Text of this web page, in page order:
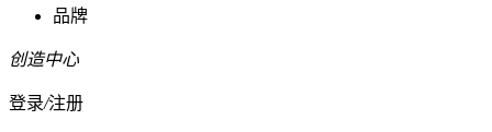
品牌
创造中心
登录/注册